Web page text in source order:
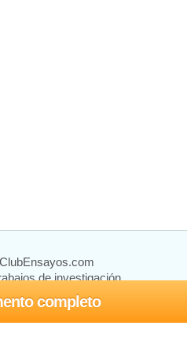
completo
de investigación